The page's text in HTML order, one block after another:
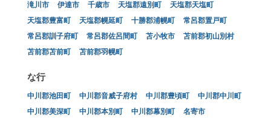
滝川市 伊達市 千歳市 天塩郡遠別町
天塩郡天塩町
天塩郡豊富町
天塩郡幌延町 十勝郡浦幌町
常呂郡置戸町
常呂郡訓子府町
常呂郡佐呂間町 苫小牧市
苫前郡初山別村
苫前郡苫前町
苫前郡羽幌町
な行
中川郡池田町 中川郡音威子府村 中川郡豊頃町
中川郡中川町
中川郡美深町
中川郡本別町 中川郡幕別町
名寄市